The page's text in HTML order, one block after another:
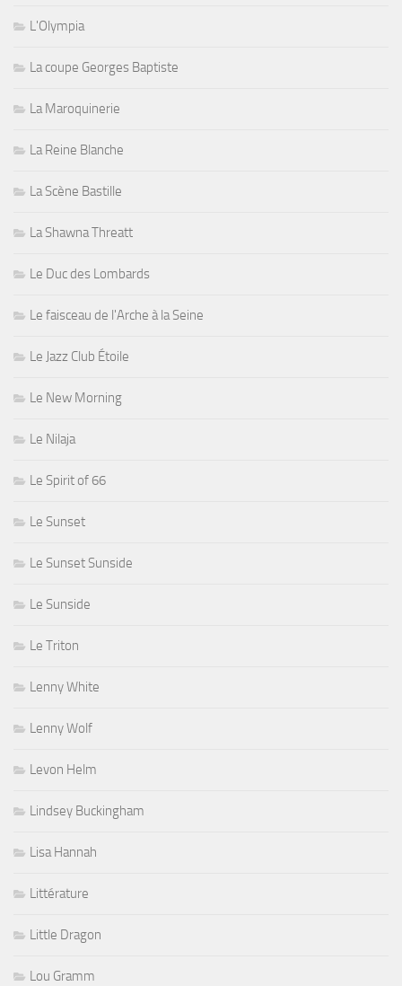
L'Olympia
La coupe Georges Baptiste
La Maroquinerie
La Reine Blanche
La Scène Bastille
La Shawna Threatt
Le Duc des Lombards
Le faisceau de l'Arche à la Seine
Le Jazz Club Étoile
Le New Morning
Le Nilaja
Le Spirit of 66
Le Sunset
Le Sunset Sunside
Le Sunside
Le Triton
Lenny White
Lenny Wolf
Levon Helm
Lindsey Buckingham
Lisa Hannah
Littérature
Little Dragon
Lou Gramm